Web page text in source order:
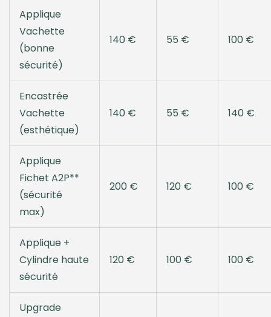
Applique
Vachette
(bonne
sécurité)
140 € 55 € 100 €
Encastrée
Vachette
(esthétique)
140 € 55 € 140 €
Applique
Fichet A2P**
(sécurité
max)
200 € 120 € 100 €
Applique +
Cylindre haute
sécurité
120 € 100 € 100 €
Upgrade